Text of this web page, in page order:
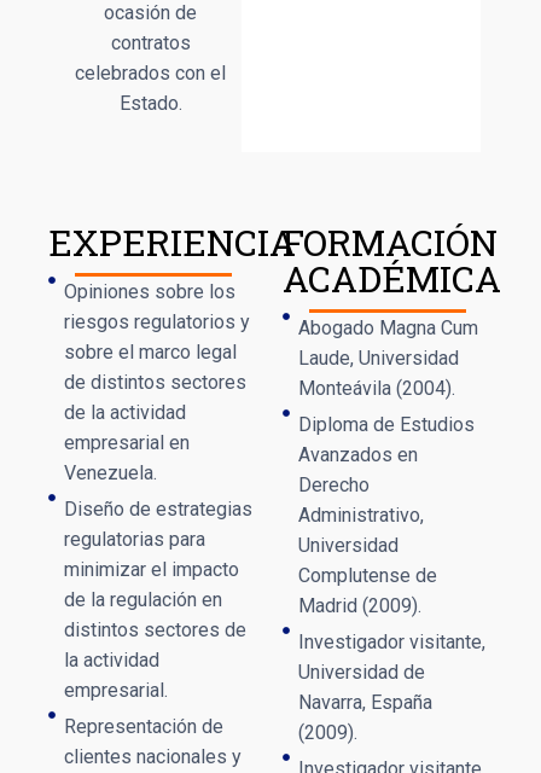
ocasión de
contratos
celebrados con el
Estado.
EXPERIENCIA
Opiniones sobre los
riesgos regulatorios y
sobre el marco legal
de distintos sectores
de la actividad
empresarial en
Venezuela.
Diseño de estrategias
regulatorias para
minimizar el impacto
de la regulación en
distintos sectores de
la actividad
empresarial.
Representación de
clientes nacionales y
FORMACIÓN
ACADÉMICA
Abogado Magna Cum
Laude, Universidad
Monteávila (2004).
Diploma de Estudios
Avanzados en
Derecho
Administrativo,
Universidad
Complutense de
Madrid (2009).
Investigador visitante,
Universidad de
Navarra, España
(2009).